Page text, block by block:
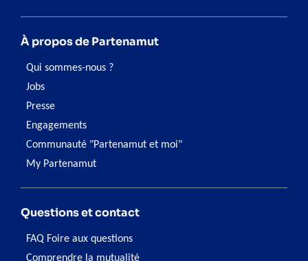
À propos de Partenamut
Qui sommes-nous ?
Jobs
Presse
Engagements
Communauté "Partenamut et moi"
My Partenamut
Questions et contact
FAQ Foire aux questions
Comprendre la mutualité